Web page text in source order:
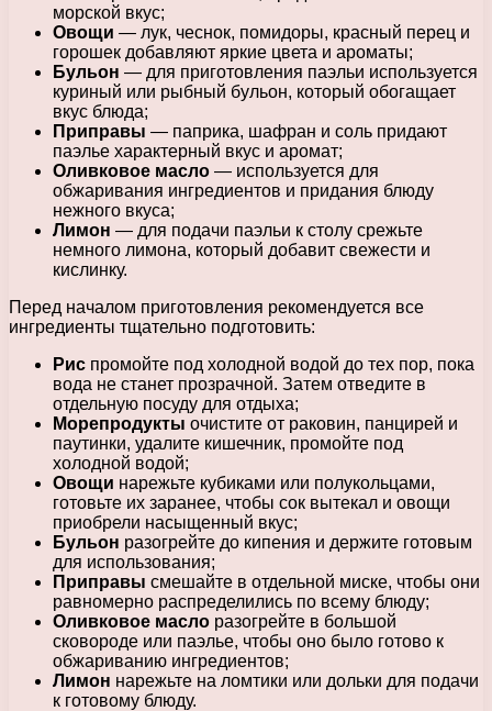
морской вкус;
Овощи — лук, чеснок, помидоры, красный перец и
горошек добавляют яркие цвета и ароматы;
Бульон — для приготовления паэльи используется
куриный или рыбный бульон, который обогащает
вкус блюда;
Приправы — паприка, шафран и соль придают
паэлье характерный вкус и аромат;
Оливковое масло — используется для
обжаривания ингредиентов и придания блюду
нежного вкуса;
Лимон — для подачи паэльи к столу срежьте
немного лимона, который добавит свежести и
кислинку.
Перед началом приготовления рекомендуется все
ингредиенты тщательно подготовить:
Рис промойте под холодной водой до тех пор, пока
вода не станет прозрачной. Затем отведите в
отдельную посуду для отдыха;
Морепродукты очистите от раковин, панцирей и
паутинки, удалите кишечник, промойте под
холодной водой;
Овощи нарежьте кубиками или полукольцами,
готовьте их заранее, чтобы сок вытекал и овощи
приобрели насыщенный вкус;
Бульон разогрейте до кипения и держите готовым
для использования;
Приправы смешайте в отдельной миске, чтобы они
равномерно распределились по всему блюду;
Оливковое масло разогрейте в большой
сковороде или паэлье, чтобы оно было готово к
обжариванию ингредиентов;
Лимон нарежьте на ломтики или дольки для подачи
к готовому блюду.